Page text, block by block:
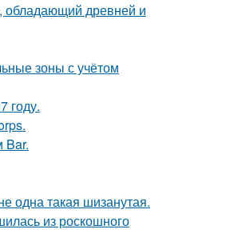
обладающий древней и
зоны с учётом
году.
Bar.
одна такая шизанутая.
из роскошного